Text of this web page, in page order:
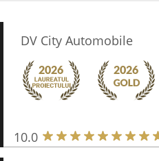
DV City Automobile
10.0